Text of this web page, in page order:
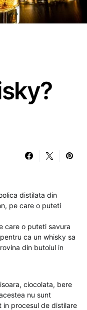
distilata din
pe care o puteti
care o puteti savura
ca un whisky sa
din butoiul in
ciocolata, bere
nu sunt
procesul de distilare